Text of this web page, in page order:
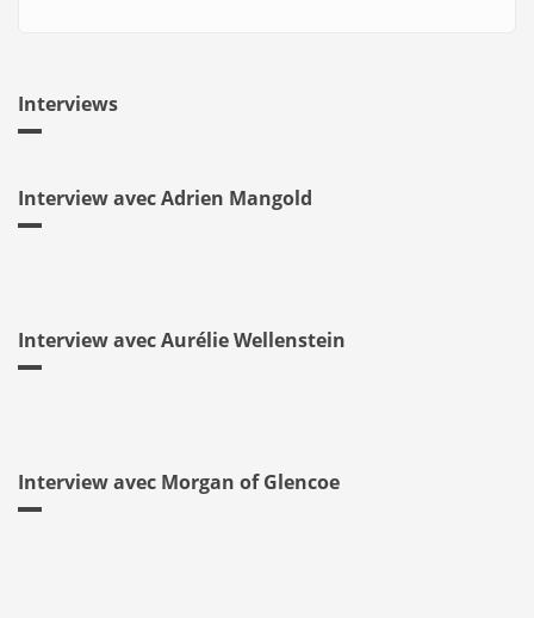
Interviews
Interview avec Adrien Mangold
Interview avec Aurélie Wellenstein
Interview avec Morgan of Glencoe